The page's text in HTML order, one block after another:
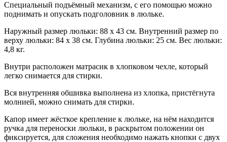
Специальный подъёмный механизм, с его помощью можно
поднимать и опускать подголовник в люльке.
Наружный размер люльки: 88 х 43 см. Внутренний размер по
верху люльки: 84 х 38 см. Глубина люльки: 25 см. Вес люльки:
4,8 кг.
Внутри расположен матрасик в хлопковом чехле, который
легко снимается для стирки.
Вся внутренняя обшивка выполнена из хлопка, пристёгнута
молнией, можно снимать для стирки.
Капор имеет жёсткое крепление к люльке, на нём находится
ручка для переноски люльки, в раскрытом положении он
фиксируется, для сложения необходимо нажать кнопки с двух